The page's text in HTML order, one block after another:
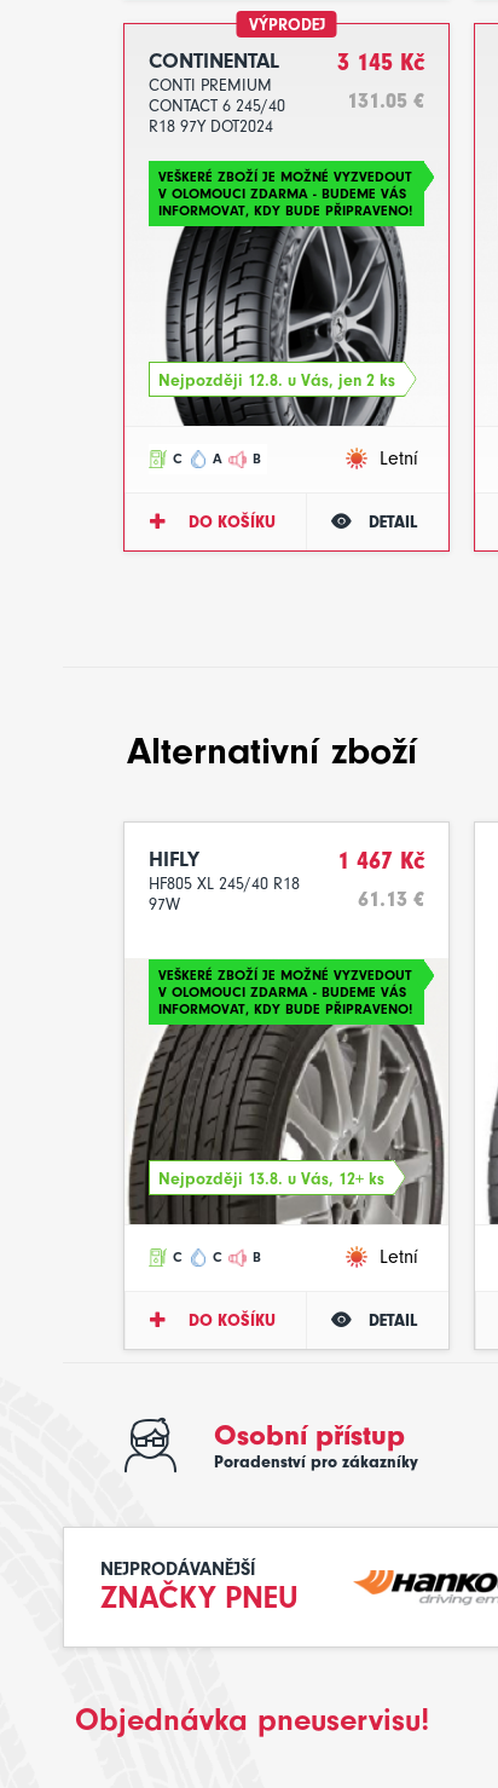
VÝPRODEJ
CONTINENTAL
CONTI PREMIUM
CONTACT 6 245/40
R18 97Y DOT2024
3 145 Kč
131.05 €
VEŠKERÉ ZBOŽÍ JE MOŽNÉ VYZVEDOUT
V OLOMOUCI ZDARMA - BUDEME VÁS
INFORMOVAT, KDY BUDE PŘIPRAVENO!
Nejpozději 12.8. u Vás, jen 2 ks
C A B Letní
DO KOŠÍKU DETAIL
Alternativní zboží
HIFLY
HF805 XL 245/40 R18
97W
1 467 Kč
61.13 €
VEŠKERÉ ZBOŽÍ JE MOŽNÉ VYZVEDOUT
V OLOMOUCI ZDARMA - BUDEME VÁS
INFORMOVAT, KDY BUDE PŘIPRAVENO!
Nejpozději 13.8. u Vás, 12+ ks
C C B Letní
DO KOŠÍKU DETAIL
Osobní přístup
Poradenství pro zákazníky
NEJPRODÁVANĚJŠÍ
ZNAČKY PNEU
Objednávka pneuservisu!